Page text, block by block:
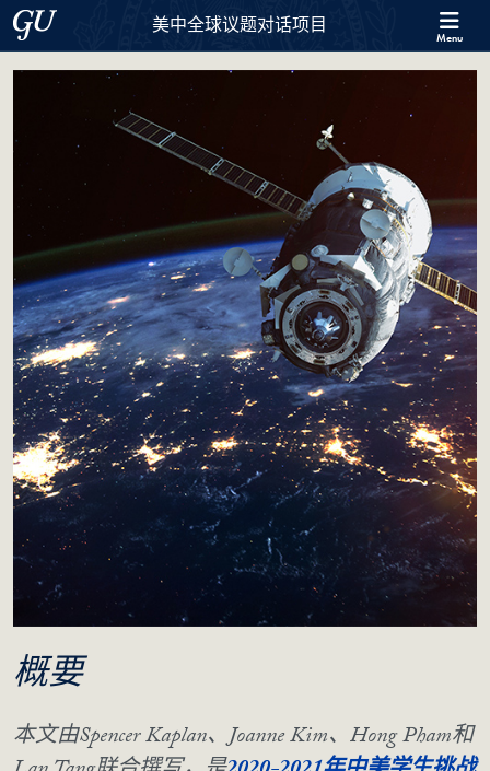
Skip to 美中全球议题对话项目 Full Site Menu
Skip to main content
Georgetown University美中全球议题对话项目 Menu
概要
本文由Spencer Kaplan、Joanne Kim、Hong Pham和